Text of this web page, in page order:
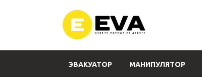
ЭВАКУАТОР МАНИПУЛЯТОР